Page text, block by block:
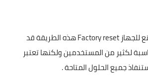
عمل اعادة ضبط المصنع للجهاز Factory reset هذه الطريقة قد
لكثير من المستخدمين ولكنها تعتبر
جميع الحلول المتاحة .